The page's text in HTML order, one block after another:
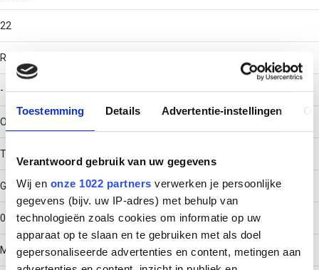
Toestemming Details Advertentie-instellingen
Verantwoord gebruik van uw gegevens
Wij en onze 1022 partners verwerken je persoonlijke
gegevens (bijv. uw IP-adres) met behulp van
technologieën zoals cookies om informatie op uw
apparaat op te slaan en te gebruiken met als doel
gepersonaliseerde advertenties en content, metingen aan
22
RAL-nummer
-
Oppervlaktebescherming
Thermisch verzinkt (Hot-dip)
Gewicht
0.81983
Materiaaldikte